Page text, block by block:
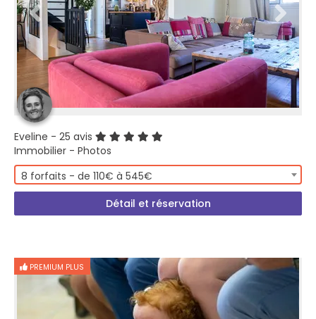
Eveline - 25 avis
Immobilier - Photos
8 forfaits - de 110€ à 545€
Détail et réservation
PREMIUM PLUS